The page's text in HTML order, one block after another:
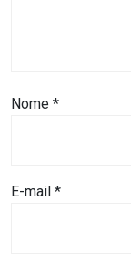
DE
CÂMARA
Nome *
E-mail *